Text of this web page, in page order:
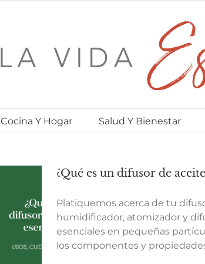
Cocina Y Hogar Salud Y Bienestar
¿Qué es un difusor de
Platiquemos acerca de tu
humidificador, atomizador y
esenciales en pequeñas
los componentes y